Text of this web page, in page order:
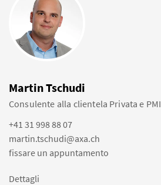
Martin Tschudi
Consulente alla clientela Privata e PMI
+41 31 998 88 07
martin.tschudi@axa.ch
fissare un appuntamento
Dettagli